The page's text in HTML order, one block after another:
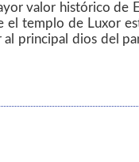
valor histórico de
el templo de Luxor
al principal dios del